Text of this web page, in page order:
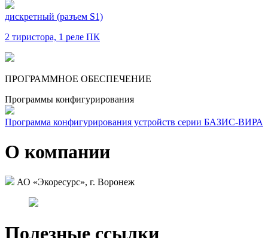
дискретный (разъем S1)
2 тиристора, 1 реле ПК
ПРОГРАММНОЕ ОБЕСПЕЧЕНИЕ
Программы конфигурирования
Программа кон­фигурирования устройств серии БАЗИС-ВИРА
О компании
АО «Экоресурс», г. Воронеж
Полезные ссылки